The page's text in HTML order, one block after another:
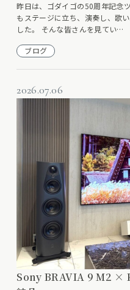
昨日は、ゴダイゴの50周年記念
もステージに立ち、演奏し、歌
した。 そんな皆さんを見てい…
ブログ
2026.07.06
Sony BRAVIA 9 M2 ×